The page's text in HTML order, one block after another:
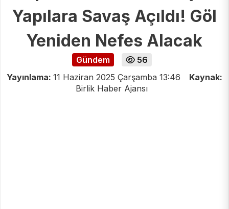
Yapılara Savaş Açıldı! Göl
Yeniden Nefes Alacak
Gündem
56
Yayınlama: 11 Haziran 2025 Çarşamba 13:46
Kaynak:
Birlik Haber Ajansı